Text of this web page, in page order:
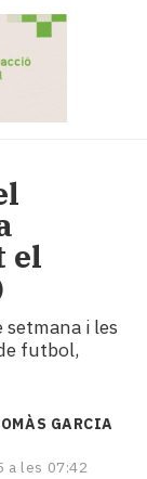
el
i les
futbol,
GARCIA
a les 07:42